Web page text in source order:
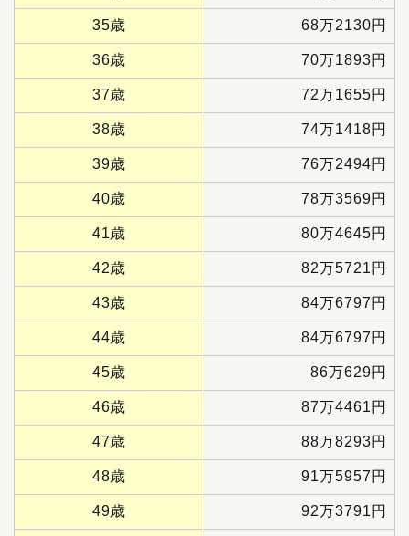
35歳 68万2130円
36歳 70万1893円
37歳 72万1655円
38歳 74万1418円
39歳 76万2494円
40歳 78万3569円
41歳 80万4645円
42歳 82万5721円
43歳 84万6797円
44歳 84万6797円
45歳 86万629円
46歳 87万4461円
47歳 88万8293円
48歳 91万5957円
49歳 92万3791円